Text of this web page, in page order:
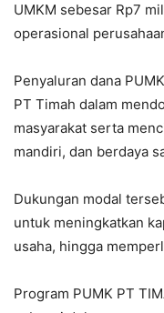
UMKM sebesar Rp7
operasional
Penyaluran dana
PT Timah dalam
masyarakat serta
mandiri, dan berdaya
Dukungan modal
untuk meningkatkan
usaha, hingga
Program PUMK PT